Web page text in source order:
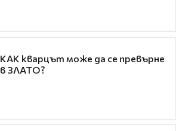
КАК кварцът може да се превърне
в ЗЛАТО?